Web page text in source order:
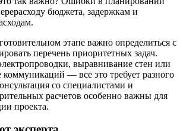
бюджета, задержкам и
этапе важно определиться с
перечень приоритетных задач.
выравнивание стен или
— все это требует разного
со специалистами и
расчетов особенно важны для
проекта.